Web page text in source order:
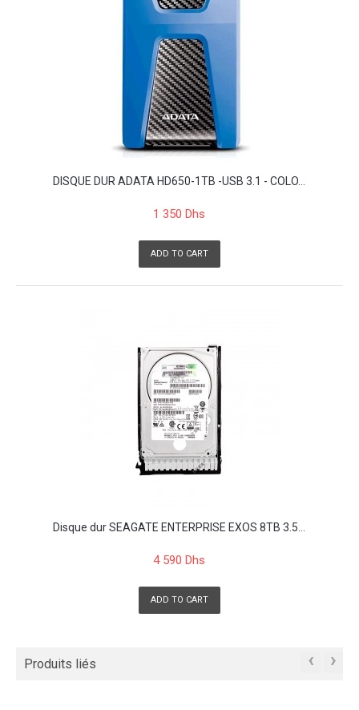
DISQUE DUR ADATA HD650-1TB -USB 3.1 - COLO...
1 350 Dhs
ADD TO CART
Disque dur SEAGATE ENTERPRISE EXOS 8TB 3.5...
4 590 Dhs
ADD TO CART
Produits liés ‹ ›